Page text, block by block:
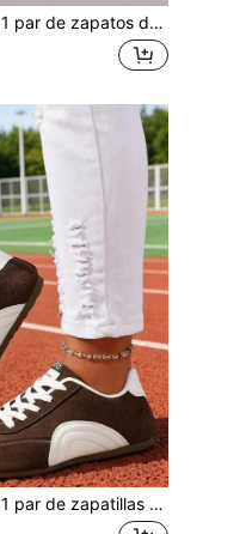
1 par de zapatos deportivos para mujer, transpirables, ligeros y cómodos para caminar, con cordones, de moda, versátiles, casuales, de caña baja, para correr
1 par de zapatillas deportivas de mujer con cordones, de caña baja, versátiles, ligeras, con suela blanda, para correr, deportes y uso casual, moda primavera/otoño